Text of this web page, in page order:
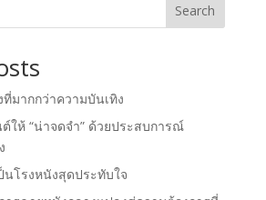
Search
มากกว่าความบันเทิง
ให้ “น่าจดจำ” ด้วยประสบการณ์
นโรงหนังสุดประทับใจ